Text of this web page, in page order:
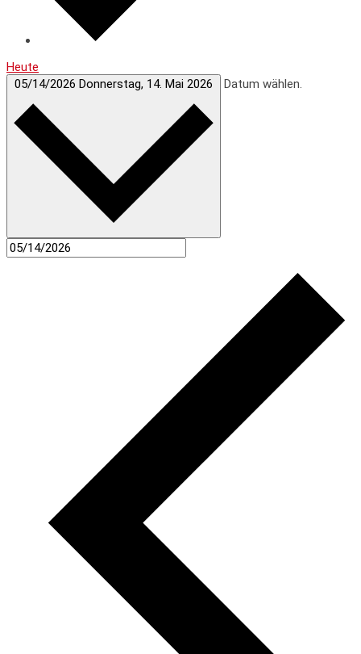
Heute
05/14/2026 Donnerstag, 14. Mai 2026 Datum wählen.